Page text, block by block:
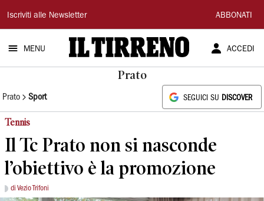
Il
Tirreno
Iscriviti alle Newsletter ABBONATI
MENU ACCEDI
Prato
Prato Sport SEGUICI SU DISCOVER
Tennis
Il Tc Prato non si nasconde
l’obiettivo è la promozione
di Vezio Trifoni